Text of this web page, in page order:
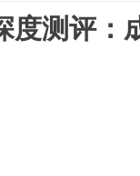
度测评：